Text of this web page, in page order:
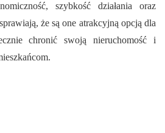
szybkość działania oraz
że są one atrakcyjną opcją dla
chronić swoją nieruchomość i